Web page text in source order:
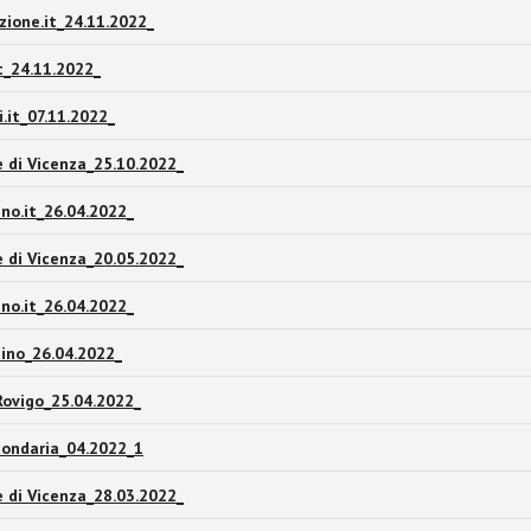
Vicenza_25.10.2022_
Vicenza_20.05.2022_
Vicenza_28.03.2022_